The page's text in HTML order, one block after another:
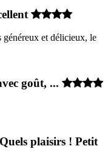
généreux et délicieux, le
goût, ...
plaisirs ! Petit